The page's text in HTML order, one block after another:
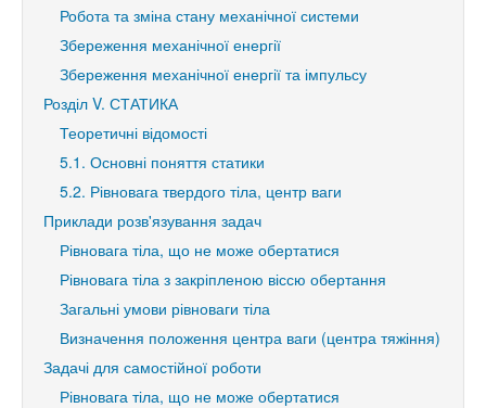
Робота та зміна стану механічної системи
Збереження механічної енергії
Збереження механічної енергії та імпульсу
Розділ V. СТАТИКА
Теоретичні відомості
5.1. Основні поняття статики
5.2. Рівновага твердого тіла, центр ваги
Приклади розв'язування задач
Рівновага тіла, що не може обертатися
Рівновага тіла з закріпленою віссю обертання
Загальні умови рівноваги тіла
Визначення положення центра ваги (центра тяжіння)
Задачі для самостійної роботи
Рівновага тіла, що не може обертатися